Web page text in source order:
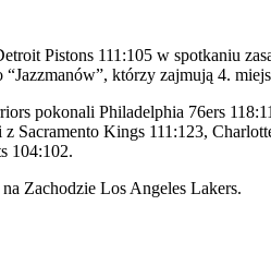
Pistons 111:105 w spotkaniu
którzy zajmują 4.
pokonali Philadelphia 76ers
Sacramento Kings 111:123,
104:102.
Zachodzie Los Angeles Lakers.